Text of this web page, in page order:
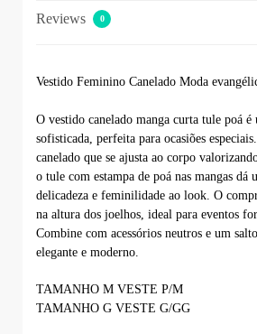
Reviews 0
Vestido Feminino Canelado Moda
O vestido canelado manga curta tule poá é
sofisticada, perfeita para ocasiões
canelado que se ajusta ao corpo
o tule com estampa de poá nas mangas dá
delicadeza e feminilidade ao look. O
na altura dos joelhos, ideal para eventos
Combine com acessórios neutros e um
elegante e moderno.
TAMANHO M VESTE P/M
TAMANHO G VESTE G/GG